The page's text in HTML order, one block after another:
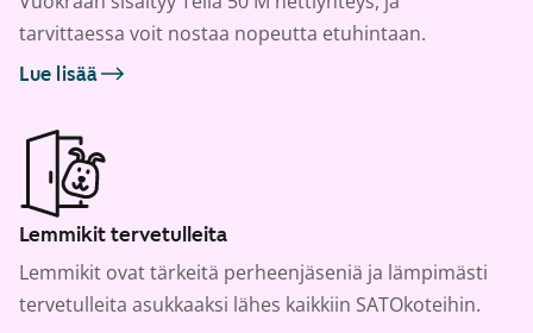
tarvittaessa voit nostaa nopeutta etuhintaan.
Lue lisää
Lemmikit tervetulleita
Lemmikit ovat tärkeitä perheenjäseniä ja lämpimästi
tervetulleita asukkaaksi lähes kaikkiin SATOkoteihin.